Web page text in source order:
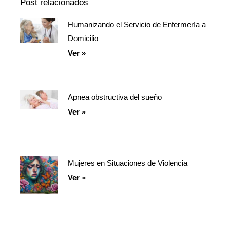
Post relacionados
Humanizando el Servicio de Enfermería a
Domicilio
Ver »
Apnea obstructiva del sueño
Ver »
Mujeres en Situaciones de Violencia
Ver »
PáginaPáginaPágina